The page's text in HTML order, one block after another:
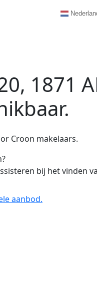
1871
Croon makelaars.
bij het vinden
aanbod.